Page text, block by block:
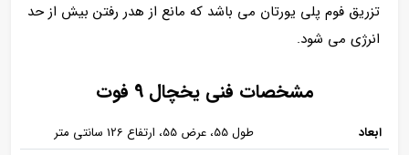
تزریق فوم پلی یورتان می باشد که مانع از هدر رفتن بیش از حد
انرژی می شود.
مشخصات فنی یخچال 9 فوت
ابعاد
طول 55، عرض 55، ارتفاع 126 سانتی متر